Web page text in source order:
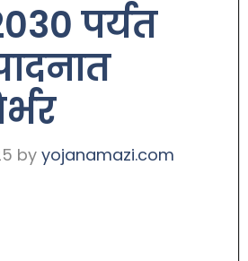
पर्यत
by yojanamazi.com